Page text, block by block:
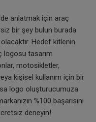
anlatmak için araç
bir şey bulun burada
Hedef kitlenin
logosu tasarım
motosikletler,
kişisel kullanım için bir
logo oluşturucumuza
%100 başarısını
deneyin!